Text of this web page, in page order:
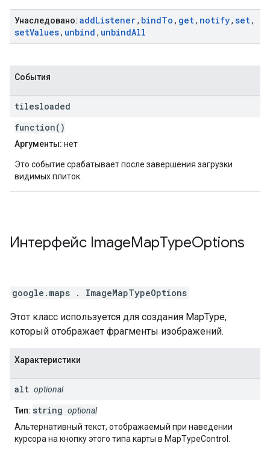
Унаследовано: addListener, bindTo , get, notify, set,
setValues, unbind , unbindAll
События
tilesloaded
function()
Аргументы: нет
Это событие срабатывает после завершения загрузки
видимых плиток.
Интерфейс ImageMapTypeOptions
google.maps . ImageMapTypeOptions
Этот класс используется для создания MapType,
который отображает фрагменты изображений.
Характеристики
alt optional
Тип: string optional
Альтернативный текст, отображаемый при наведении
курсора на кнопку этого типа карты в MapTypeControl.